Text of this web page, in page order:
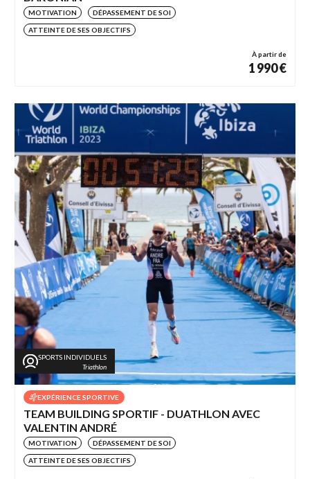
MOTIVATION DÉPASSEMENT DE SOI
ATTEINTE DE SES OBJECTIFS
À partir de
1 990 €
SPORTS INDIVIDUELS
Triathlon
EXPÉRIENCE SPORTIVE
TEAM BUILDING SPORTIF - DUATHLON AVEC
VALENTIN ANDRÉ
MOTIVATION DÉPASSEMENT DE SOI
ATTEINTE DE SES OBJECTIFS